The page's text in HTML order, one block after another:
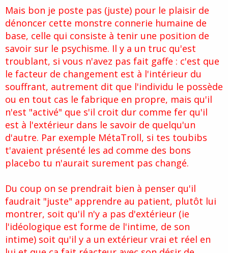
Mais bon je poste pas (juste) pour le plaisir de
dénoncer cette monstre connerie humaine de
base, celle qui consiste à tenir une position de
savoir sur le psychisme. Il y a un truc qu'est
troublant, si vous n'avez pas fait gaffe : c'est que
le facteur de changement est à l'intérieur du
souffrant, autrement dit que l'individu le possède
ou en tout cas le fabrique en propre, mais qu'il
n'est "activé" que s'il croit dur comme fer qu'il
est à l'extérieur dans le savoir de quelqu'un
d'autre. Par exemple MétaTroll, si tes toubibs
t'avaient présenté les ad comme des bons
placebo tu n'aurait surement pas changé.
Du coup on se prendrait bien à penser qu'il
faudrait "juste" apprendre au patient, plutôt lui
montrer, soit qu'il n'y a pas d'extérieur (ie
l'idéologique est forme de l'intime, de son
intime) soit qu'il y a un extérieur vrai et réel en